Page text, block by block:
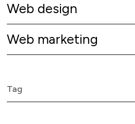
Web design
Web marketing
Tag